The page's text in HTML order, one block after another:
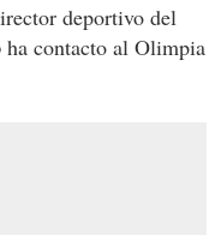
deportivo del
ha contacto al Olimpia